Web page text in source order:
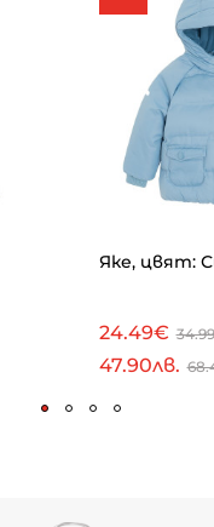
Яке, цвят:
24.49€
47.90лв.